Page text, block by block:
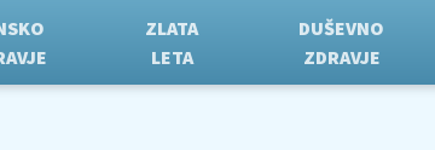
ZLATA
LETA
DUŠEVNO
ZDRAVJE